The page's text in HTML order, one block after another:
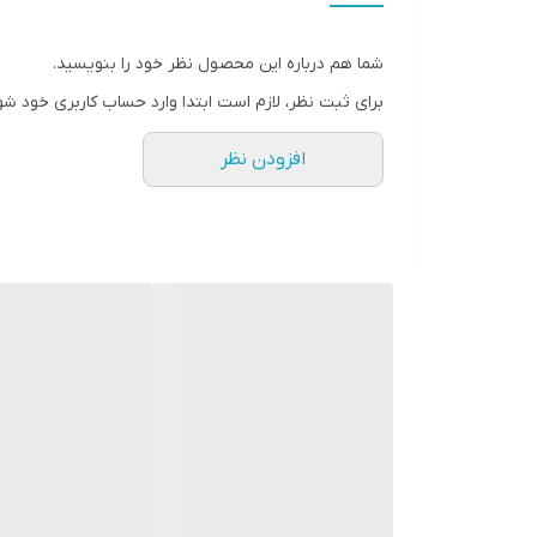
شما هم درباره این محصول نظر خود را بنویسید.
برای ثبت نظر، لازم است ابتدا وارد حساب کاربری خود
افزودن نظر